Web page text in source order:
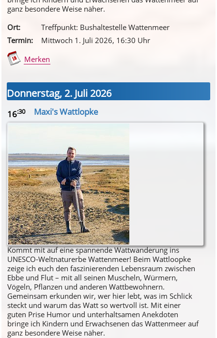
ganz besondere Weise näher.
Ort:
Treffpunkt: Bushaltestelle Wattenmeer
Termin:
Mittwoch 1. Juli 2026, 16:30 Uhr
Merken
Donnerstag, 2. Juli 2026
16:30 Maxi's Wattlopke
Kommt mit auf eine spannende Wattwanderung ins
UNESCO-Weltnaturerbe Wattenmeer! Beim Wattloopke
zeige ich euch den faszinierenden Lebensraum zwischen
Ebbe und Flut – mit all seinen Muscheln, Würmern,
Vögeln, Pflanzen und anderen Wattbewohnern.
Gemeinsam erkunden wir, wer hier lebt, was im Schlick
steckt und warum das Watt so wertvoll ist. Mit einer
guten Prise Humor und unterhaltsamen Anekdoten
bringe ich Kindern und Erwachsenen das Wattenmeer auf
ganz besondere Weise näher.